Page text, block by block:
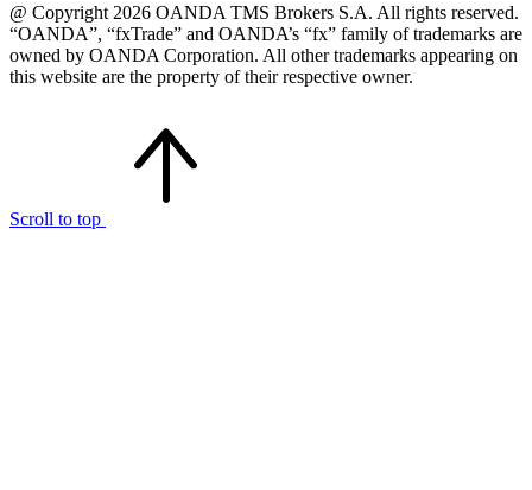
@ Copyright 2026 OANDA TMS Brokers S.A. All rights reserved.
“OANDA”, “fxTrade” and OANDA’s “fx” family of trademarks are
owned by OANDA Corporation. All other trademarks appearing on
this website are the property of their respective owner.
Scroll to top